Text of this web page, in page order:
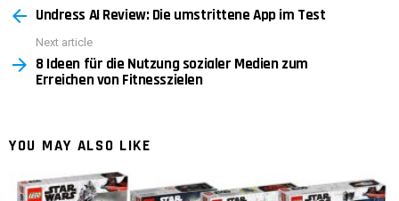
more Undress AI Review: Die umstrittene App im Test
Next article
8 Ideen für die Nutzung sozialer Medien zum
Erreichen von Fitnesszielen
YOU MAY ALSO LIKE